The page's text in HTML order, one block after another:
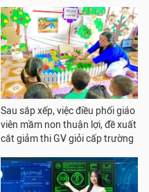
Sau sắp xếp, việc điều phối giáo
viên mầm non thuận lợi, đề xuất
cắt giảm thi GV giỏi cấp trường